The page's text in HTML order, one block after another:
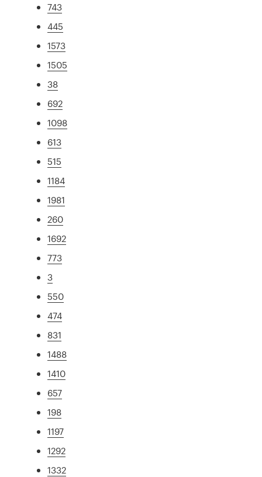
743
445
1573
1505
38
692
1098
613
515
1184
1981
260
1692
773
3
550
474
831
1488
1410
657
198
1197
1292
1332